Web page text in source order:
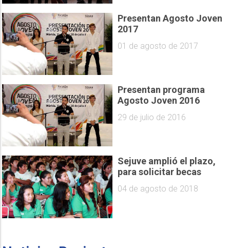
Presentan Agosto Joven
2017
01 de agosto de 2017
Presentan programa
Agosto Joven 2016
29 de julio de 2016
Sejuve amplió el plazo,
para solicitar becas
04 de agosto de 2018